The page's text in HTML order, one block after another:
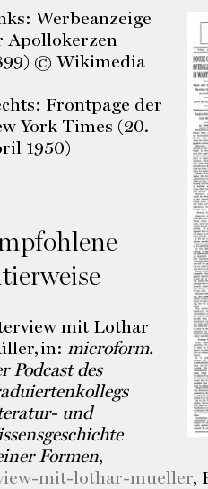
Werbeanzeige
Apollokerzen
© Wikimedia
Frontpage der
York Times (20.
1950)
mit Lothar
in: microform.
Podcast des
und
Formen,
mit-lothar-mueller,